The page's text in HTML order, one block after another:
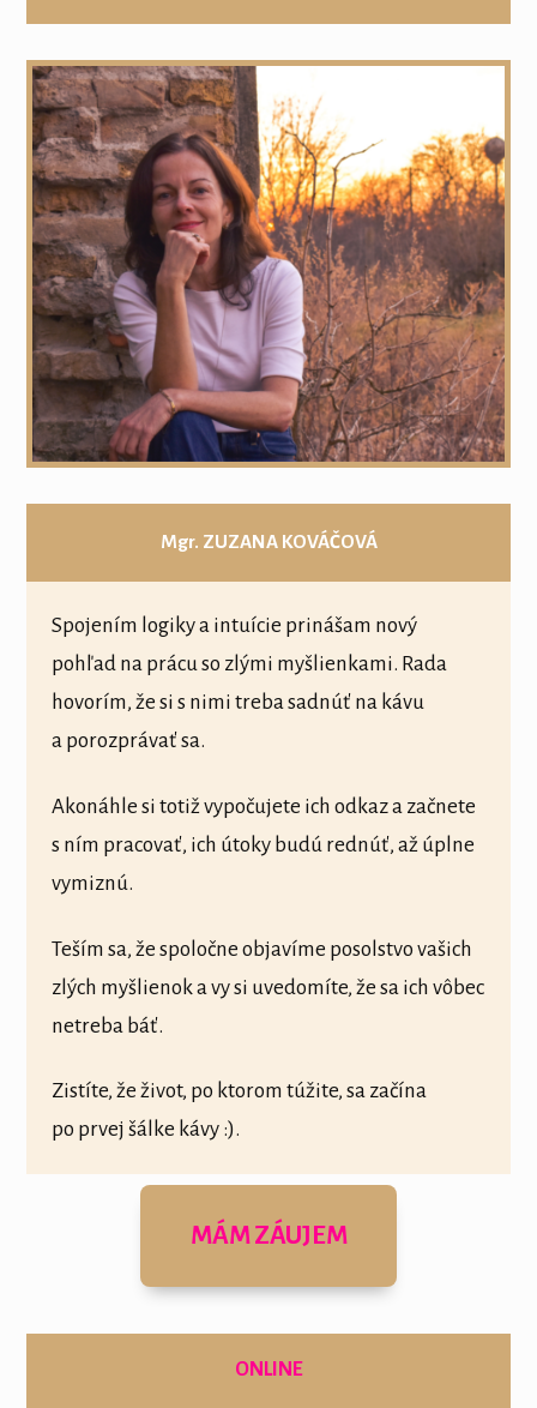
Mgr. ZUZANA KOVÁČOVÁ
Spojením logiky a intuície prinášam nový
pohľad na prácu so zlými myšlienkami. Rada
hovorím, že si s nimi treba sadnúť na kávu
a porozprávať sa.
Akonáhle si totiž vypočujete ich odkaz a začnete
s ním pracovať, ich útoky budú rednúť, až úplne
vymiznú.
Teším sa, že spoločne objavíme posolstvo vašich
zlých myšlienok a vy si uvedomíte, že sa ich vôbec
netreba báť.
Zistíte, že život, po ktorom túžite, sa začína
po prvej šálke kávy :).
MÁM ZÁUJEM
ONLINE